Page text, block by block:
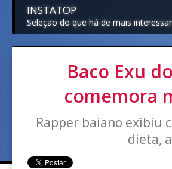
INSTATOP
Seleção do que há de mais
Baco Exu
comemora
Rapper baiano exibiu
dieta,